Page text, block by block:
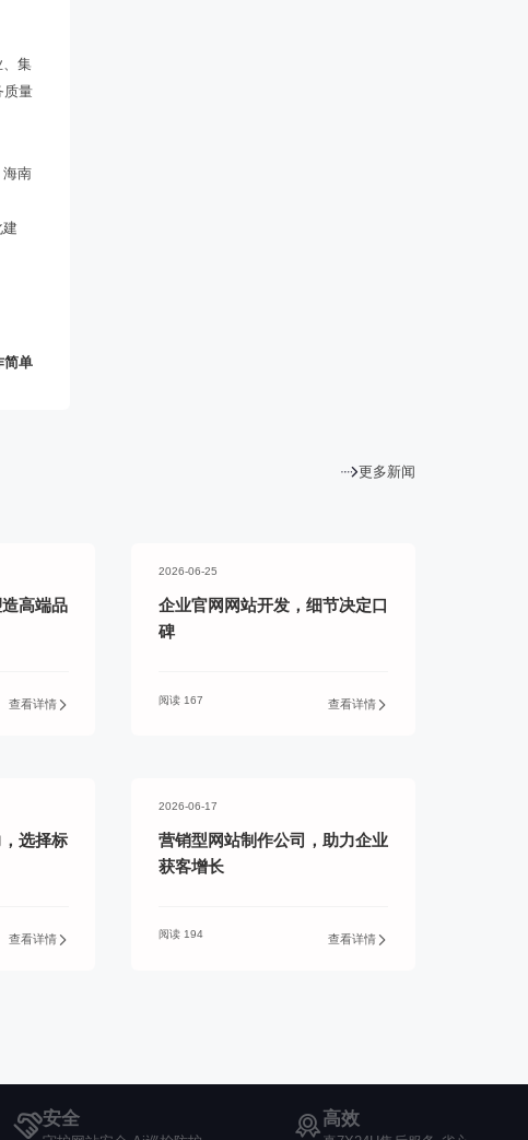
商
、集
质量
海南
简单
更多新闻
高端品
查看详情
2026-06-25
企业官网网站开发，细节决定口
碑
阅读 167 查看详情
选择标
查看详情
2026-06-17
营销型网站制作公司，助力企业
获客增长
阅读 194 查看详情
安全 高效